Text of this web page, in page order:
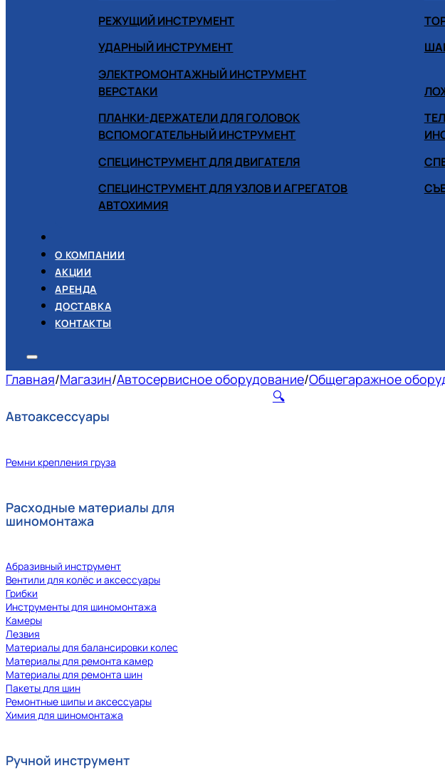
РЕЖУЩИЙ ИНСТРУМЕНТ
УДАРНЫЙ ИНСТРУМЕНТ
ЭЛЕКТРОМОНТАЖНЫЙ ИНСТРУМЕНТ
ВЕРСТАКИ
ПЛАНКИ-ДЕРЖАТЕЛИ ДЛЯ ГОЛОВОК
ВСПОМОГАТЕЛЬНЫЙ ИНСТРУМЕНТ
СПЕЦИНСТРУМЕНТ ДЛЯ ДВИГАТЕЛЯ
СПЕЦИНСТРУМЕНТ ДЛЯ УЗЛОВ И АГРЕГАТОВ
АВТОХИМИЯ
О КОМПАНИИ
АКЦИИ
АРЕНДА
ДОСТАВКА
КОНТАКТЫ
Главная/Магазин/Автосервисное оборудование/Общегаражное
Автоаксессуары
Ремни крепления груза
Расходные материалы для
шиномонтажа
Абразивный инструмент
Вентили для колёс и аксессуары
Грибки
Инструменты для шиномонтажа
Камеры
Лезвия
Материалы для балансировки колес
Материалы для ремонта камер
Материалы для ремонта шин
Пакеты для шин
Ремонтные шипы и аксессуары
Химия для шиномонтажа
Ручной инструмент
🔍